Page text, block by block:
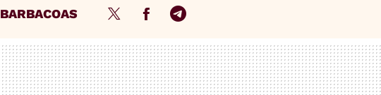
BARBACOAS Twitter FacebookTelegram